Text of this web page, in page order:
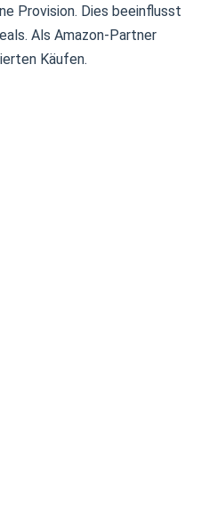
Provision. Dies beeinflusst
Als Amazon-Partner
Käufen.